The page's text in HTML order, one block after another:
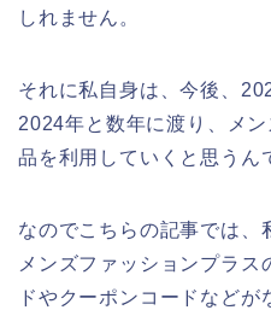
しれません。
それに私自身は、今後、
2024年と数年に渡り、メ
品を利用していくと思うん
なのでこちらの記事では、
メンズファッションプラス
ドやクーポンコードなど